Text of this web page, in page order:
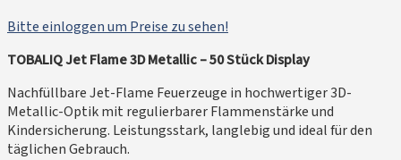
Bitte einloggen um Preise zu sehen!
TOBALIQ Jet Flame 3D Metallic – 50 Stück Display
Nachfüllbare Jet-Flame Feuerzeuge in hochwertiger 3D-
Metallic-Optik mit regulierbarer Flammenstärke und
Kindersicherung. Leistungsstark, langlebig und ideal für den
täglichen Gebrauch.